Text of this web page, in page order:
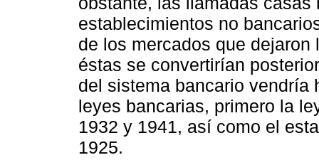
establecimientos no
de los mercados que
éstas se convertirían
del sistema bancario vendría
leyes bancarias, primero la
1932 y 1941, así como el
1925.